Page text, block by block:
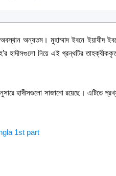
অন্যতম। মুহাম্মাদ ইবনে ইয়াযীদ
হাদীসগুলো নিয়ে এই গ্রন্থটির
হাদীসগুলো সাজানো রয়েছে। এটিতে